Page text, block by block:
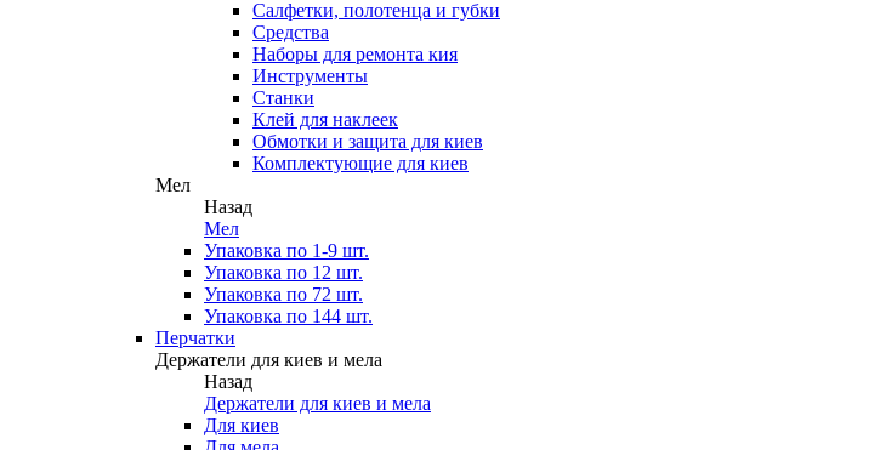
Салфетки, полотенца и губки
Средства
Наборы для ремонта кия
Инструменты
Станки
Клей для наклеек
Обмотки и защита для киев
Комплектующие для киев
Мел
Назад
Мел
Упаковка по 1-9 шт.
Упаковка по 12 шт.
Упаковка по 72 шт.
Упаковка по 144 шт.
Перчатки
Держатели для киев и мела
Назад
Держатели для киев и мела
Для киев